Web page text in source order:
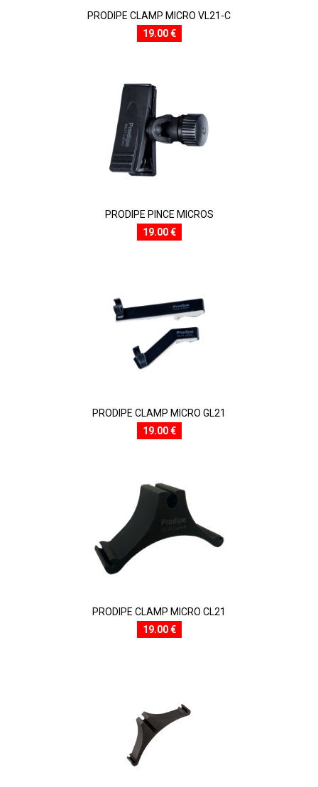
PRODIPE CLAMP MICRO VL21-C
19.00 €
PRODIPE PINCE MICROS
19.00 €
PRODIPE CLAMP MICRO GL21
19.00 €
PRODIPE CLAMP MICRO CL21
19.00 €